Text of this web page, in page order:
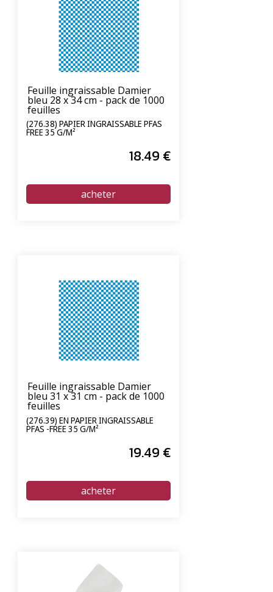
Feuille ingraissable Damier
bleu 28 x 34 cm - pack de 1000
feuilles
(276.38) PAPIER INGRAISSABLE PFAS
FREE 35 G/M²
18.49 €
Feuille ingraissable Damier
bleu 31 x 31 cm - pack de 1000
feuilles
(276.39) EN PAPIER INGRAISSABLE
PFAS -FREE 35 G/M²
19.49 €